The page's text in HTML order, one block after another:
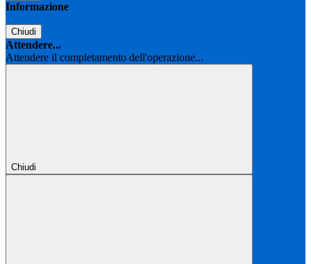
Informazione
Chiudi
Attendere...
Attendere il completamento dell'operazione...
Chiudi